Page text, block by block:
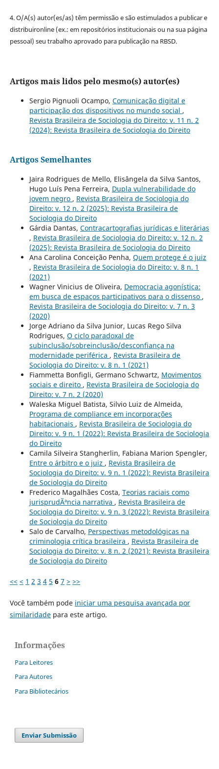
4. O/A(s) autor(es/as) têm permissão e são estimulados a publicar e
distribuironline (ex.: em repositórios institucionais ou na sua página
pessoal) seu trabalho aprovado para publicação na RBSD.
Artigos mais lidos pelo mesmo(s) autor(es)
Sergio Pignuoli Ocampo, Comunicação digital e
participação dos dispositivos no mundo social ,
Revista Brasileira de Sociologia do Direito: v. 11 n. 2
(2024): Revista Brasileira de Sociologia do Direito
Artigos Semelhantes
Jaira Rodrigues de Mello, Elisângela da Silva Santos,
Hugo Luís Pena Ferreira, Dupla vulnerabilidade do
jovem negro , Revista Brasileira de Sociologia do
Direito: v. 12 n. 2 (2025): Revista Brasileira de
Sociologia do Direito
Gárdia Dantas, Contracartografias jurídicas e literárias
, Revista Brasileira de Sociologia do Direito: v. 12 n. 2
(2025): Revista Brasileira de Sociologia do Direito
Ana Carolina Conceição Penha, Quem protege é o juiz
, Revista Brasileira de Sociologia do Direito: v. 8 n. 1
(2021)
Wagner Vinicius de Oliveira, Democracia agonística:
em busca de espaços participativos para o dissenso ,
Revista Brasileira de Sociologia do Direito: v. 7 n. 3
(2020)
Jorge Adriano da Silva Junior, Lucas Rego Silva
Rodrigues, O ciclo paradoxal de
subinclusão/sobreinclusão/desconfiança na
modernidade periférica , Revista Brasileira de
Sociologia do Direito: v. 8 n. 1 (2021)
Fiammetta Bonfigli, Germano Schwartz, Movimentos
sociais e direito , Revista Brasileira de Sociologia do
Direito: v. 7 n. 2 (2020)
Waleska Miguel Batista, Silvio Luiz de Almeida,
Programa de compliance em incorporações
habitacionais , Revista Brasileira de Sociologia do
Direito: v. 9 n. 1 (2022): Revista Brasileira de Sociologia
do Direito
Camila Silveira Stangherlin, Fabiana Marion Spengler,
Entre o árbitro e o juiz , Revista Brasileira de
Sociologia do Direito: v. 9 n. 1 (2022): Revista Brasileira
de Sociologia do Direito
Frederico Magalhães Costa, Teorias raciais como
jurisprudÃªncia narrativa , Revista Brasileira de
Sociologia do Direito: v. 9 n. 3 (2022): Revista Brasileira
de Sociologia do Direito
Salo de Carvalho, Perspectivas metodológicas na
criminologia crítica brasileira , Revista Brasileira de
Sociologia do Direito: v. 8 n. 2 (2021): Revista Brasileira
de Sociologia do Direito
<< < 1 2 3 4 5 6 7 > >>
Você também pode iniciar uma pesquisa avançada por
similaridadepara este artigo.
Informações
Para Leitores
Para Autores
Para Bibliotecários
Enviar Submissão